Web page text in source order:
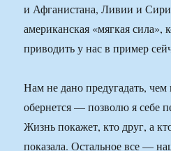
и Афганистана, Ливии и
американская «мягкая сила»,
приводить у нас в пример
Нам не дано предугадать, чем
обернется — позволю я себе
Жизнь покажет, кто друг, а
показала. Остальное все —